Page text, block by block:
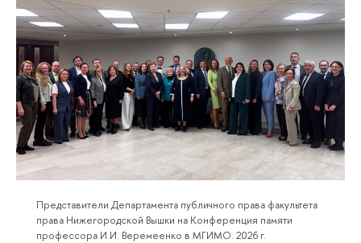
Представители Департамента публичного права факультета
права Нижегородской Вышки на Конференция памяти
профессора И.И. Веремеенко в МГИМО. 2026 г.